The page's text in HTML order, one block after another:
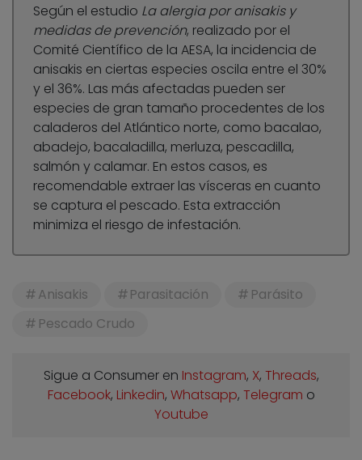
Según el estudio La alergia por anisakis y
medidas de prevención, realizado por el
Comité Científico de la AESA, la incidencia de
anisakis en ciertas especies oscila entre el 30%
y el 36%. Las más afectadas pueden ser
especies de gran tamaño procedentes de los
caladeros del Atlántico norte, como bacalao,
abadejo, bacaladilla, merluza, pescadilla,
salmón y calamar. En estos casos, es
recomendable extraer las vísceras en cuanto
se captura el pescado. Esta extracción
minimiza el riesgo de infestación.
Anisakis Parasitación
Parásito
Pescado Crudo
Sigue a Consumer en Instagram, X, Threads,
Facebook, Linkedin, Whatsapp, Telegram o
Youtube